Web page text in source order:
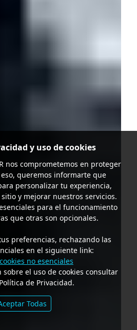
y uso de cookies
nos comprometemos en proteger
queremos informarte que
personalizar tu experiencia,
y mejorar nuestros servicios.
para el funcionamiento
que otras son opcionales.
preferencias, rechazando las
en el siguiente link:
no esenciales
sobre el uso de cookies consultar
de Privacidad.
Todas